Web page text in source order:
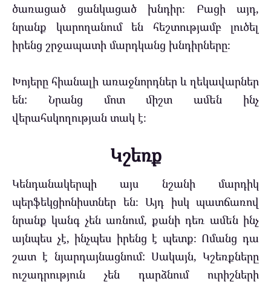
ծառացած ցանկացած խնդիր։ Բացի այդ,
նրանք կարողանում են հեշտությամբ լուծել
իրենց շրջապատի մարդկանց խնդիրները։
Խոյերը հիանալի առաջնորդներ և ղեկավարներ
են: Նրանց մոտ միշտ ամեն ինչ
վերահսկողության տակ է։
Կշեռք
Կենդանակերպի այս նշանի մարդիկ
պերֆեկցիոնիստներ են։ Այդ իսկ պատճառով
նրանք կանգ չեն առնում, քանի դեռ ամեն ինչ
այնպես չէ, ինչպես իրենց է պետք։ Ոմանց դա
շատ է նյարդայնացնում: Սակայն, Կշեռքները
ուշադրություն չեն դարձնում ուրիշների